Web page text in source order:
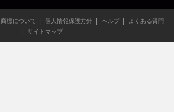
商標について 個人情報保護方針 ヘルプ
よくある質問
サイトマップ